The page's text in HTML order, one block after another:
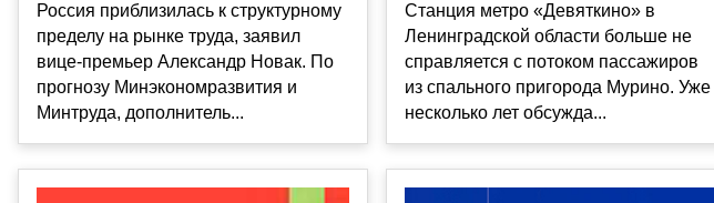
Россия приблизилась к структурному
пределу на рынке труда, заявил
вице-премьер Александр Новак. По
прогнозу Минэкономразвития и
Минтруда, дополнитель...
Станция метро «Девяткино» в
Ленинградской области больше не
справляется с потоком пассажиров
из спального пригорода Мурино. Уже
несколько лет обсужда...